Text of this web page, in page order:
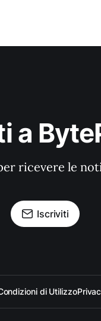
a
ricevere le
Iscriviti
di Utilizzo